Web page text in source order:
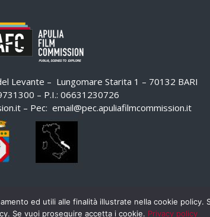
Levante – Lungomare Starita 1 – 70132 BARI
– P.I.: 06631230726
– Pec: email@pec.apuliafilmcommission.it
ed utili alle finalità illustrate nella cookie policy.
Se vuoi proseguire accetta i cookie. Privacy policy